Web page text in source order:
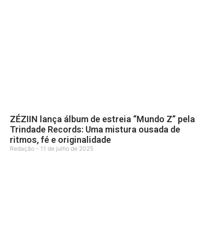
ZÉZIIN lança álbum de estreia “Mundo Z” pela
Trindade Records: Uma mistura ousada de
ritmos, fé e originalidade
Redação 11 de julho de 2025